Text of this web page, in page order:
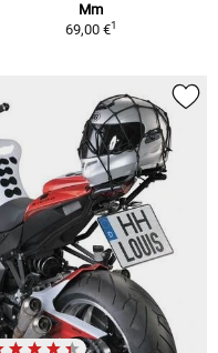
Mm
69,00 €1